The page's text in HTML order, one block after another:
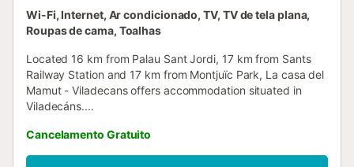
Wi-Fi, Internet, Ar condicionado, TV, TV de tela plana,
Roupas de cama, Toalhas
Located 16 km from Palau Sant Jordi, 17 km from Sants
Railway Station and 17 km from Montjuïc Park, La casa del
Mamut - Viladecans offers accommodation situated in
Viladecáns....
Cancelamento Gratuito